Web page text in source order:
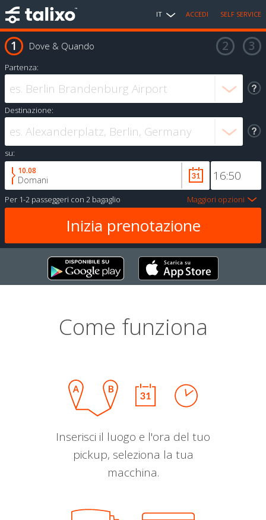
IT ACCEDI SELF SERVICE
Dove & Quando
Partenza:
Destinazione:
su:
10.08
Domani
Per 1-2 passeggeri con 2 bagaglio Maggiori opzioni
Come funziona
Inserisci il luogo e l'ora del tuo
pickup, seleziona la tua
macchina.